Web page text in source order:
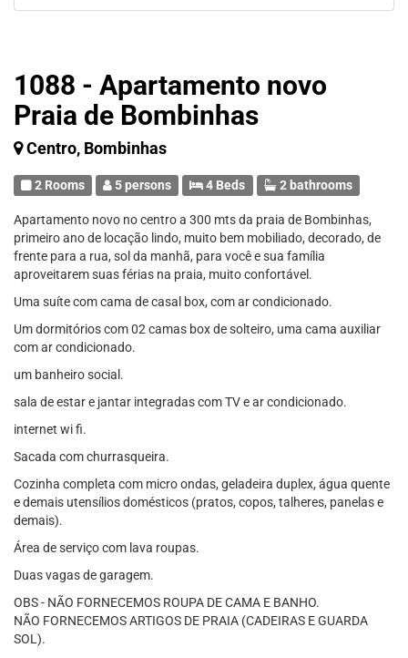
1088 - Apartamento novo
Praia de Bombinhas
Centro, Bombinhas
2 Rooms 5 persons 4 Beds 2 bathrooms
Apartamento novo no centro a 300 mts da praia de Bombinhas,
primeiro ano de locação lindo, muito bem mobiliado, decorado, de
frente para a rua, sol da manhã, para você e sua família
aproveitarem suas férias na praia, muito confortável.
Uma suíte com cama de casal box, com ar condicionado.
Um dormitórios com 02 camas box de solteiro, uma cama auxiliar
com ar condicionado.
um banheiro social.
sala de estar e jantar integradas com TV e ar condicionado.
internet wi fi.
Sacada com churrasqueira.
Cozinha completa com micro ondas, geladeira duplex, água quente
e demais utensílios domésticos (pratos, copos, talheres, panelas e
demais).
Área de serviço com lava roupas.
Duas vagas de garagem.
OBS - NÃO FORNECEMOS ROUPA DE CAMA E BANHO.
NÃO FORNECEMOS ARTIGOS DE PRAIA (CADEIRAS E GUARDA
SOL).